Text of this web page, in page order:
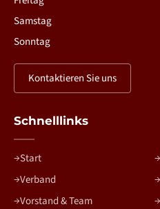
Samstag
Sonntag
Kontaktieren Sie uns
Schnelllinks
Start
Verband
Vorstand & Team